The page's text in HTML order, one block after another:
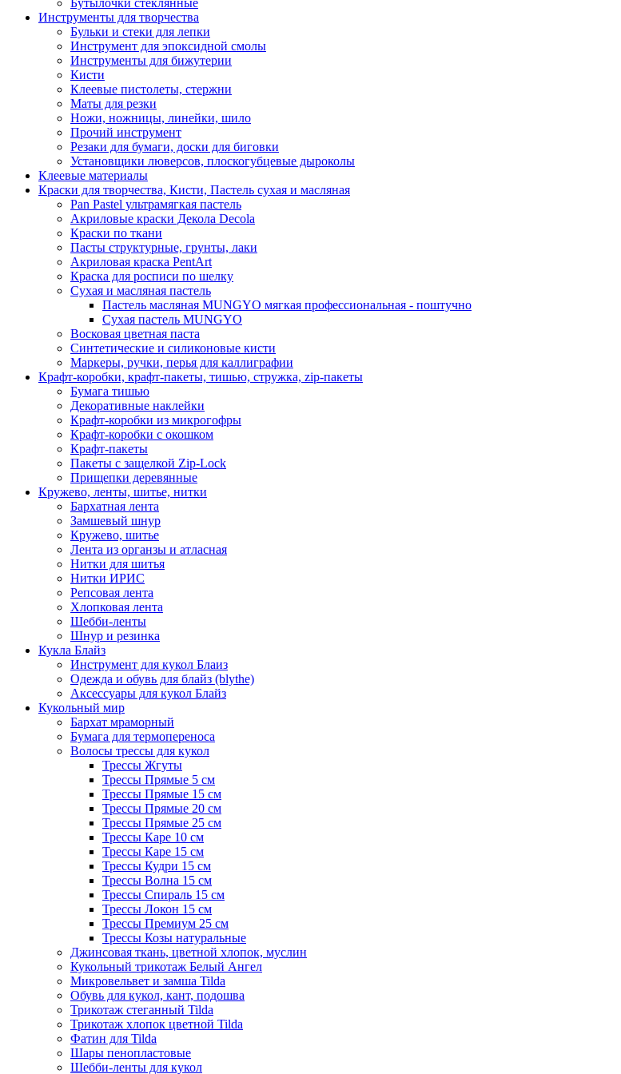
Инструменты для творчества
Бульки и стеки для лепки
Инструмент для эпоксидной смолы
Инструменты для бижутерии
Кисти
Клеевые пистолеты, стержни
Маты для резки
Ножи, ножницы, линейки, шило
Прочий инструмент
Резаки для бумаги, доски для биговки
Установщики люверсов, плоскогубцевые дыроколы
Клеевые материалы
Краски для творчества, Кисти, Пастель сухая и масляная
Pan Pastel ультрамягкая пастель
Акриловые краски Декола Decola
Краски по ткани
Пасты структурные, грунты, лаки
Акриловая краска PentArt
Краска для росписи по шелку
Cухая и масляная пастель
Пастель масляная MUNGYO мягкая профессиональная - поштучно
Сухая пастель MUNGYO
Восковая цветная паста
Синтетические и силиконовые кисти
Маркеры, ручки, перья для каллиграфии
Крафт-коробки, крафт-пакеты, тишью, стружка, zip-пакеты
Бумага тишью
Декоративные наклейки
Крафт-коробки из микрогофры
Крафт-коробки с окошком
Крафт-пакеты
Пакеты с защелкой Zip-Lock
Прищепки деревянные
Кружево, ленты, шитье, нитки
Бархатная лента
Замшевый шнур
Кружево, шитье
Лента из органзы и атласная
Нитки для шитья
Нитки ИРИС
Репсовая лента
Хлопковая лента
Шебби-ленты
Шнур и резинка
Кукла Блайз
Инструмент для кукол Блаиз
Одежда и обувь для блайз (blythe)
Аксессуары для кукол Блайз
Кукольный мир
Бархат мраморный
Бумага для термопереноса
Волосы трессы для кукол
Трессы Жгуты
Трессы Прямые 5 см
Трессы Прямые 15 см
Трессы Прямые 20 см
Трессы Прямые 25 см
Трессы Каре 10 см
Трессы Каре 15 см
Трессы Кудри 15 см
Трессы Волна 15 см
Трессы Спираль 15 см
Трессы Локон 15 см
Трессы Премиум 25 см
Трессы Козы натуральные
Джинсовая ткань, цветной хлопок, муслин
Кукольный трикотаж Белый Ангел
Микровельвет и замша Tilda
Обувь для кукол, кант, подошва
Трикотаж стеганный Tilda
Трикотаж хлопок цветной Tilda
Фатин для Tilda
Шары пенопластовые
Шебби-ленты для кукол